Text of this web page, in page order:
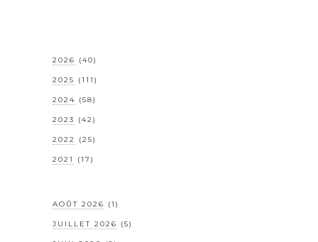
2026 (40)
2025 (111)
2024 (58)
2023 (42)
2022 (25)
2021 (17)
AOÛT 2026 (1)
JUILLET 2026 (5)